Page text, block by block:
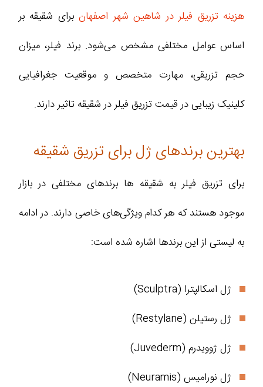
هزینه تزریق فیلر در شاهین شهر اصفهانبرای شقیقه بر
اساس عوامل مختلفی مشخص می‌شود. برند فیلر، میزان
حجم تزریقی، مهارت متخصص و موقعیت جغرافیایی
کلینیک زیبایی در قیمت تزریق فیلر در شقیقه تاثیر دارند.
بهترین برندهای ژل برای تزریق شقیقه
برای تزریق فیلر به شقیقه ها برندهای مختلفی در بازار
موجود هستند که هر کدام ویژگی‌های خاصی دارند. در ادامه
به لیستی از این برندها اشاره شده است:
ژل اسکالپترا (Sculptra)
ژل رستیلن (Restylane)
ژل ژوویدرم (Juvederm)
ژل نورامیس (Neuramis)